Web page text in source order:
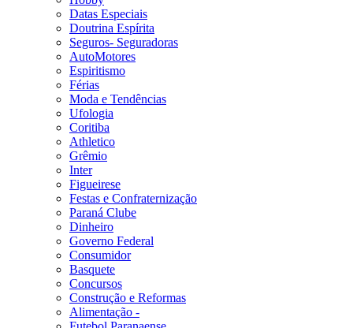
Datas Especiais
Doutrina Espírita
Seguros- Seguradoras
AutoMotores
Espiritismo
Férias
Moda e Tendências
Ufologia
Coritiba
Athletico
Grêmio
Inter
Figueirese
Festas e Confraternização
Paraná Clube
Dinheiro
Governo Federal
Consumidor
Basquete
Concursos
Construção e Reformas
Alimentação -